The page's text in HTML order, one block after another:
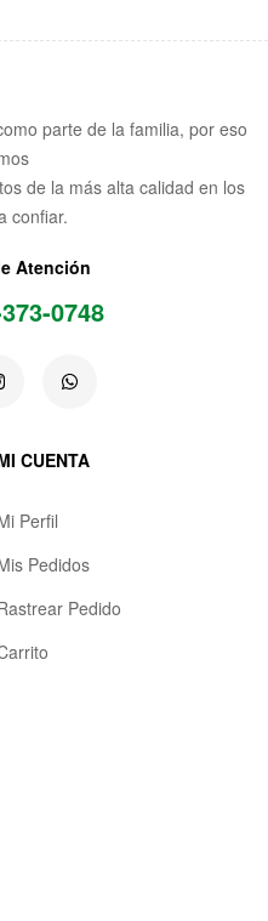
parte de la familia, por eso
de la más alta calidad en los
confiar.
Atención
0748
CUENTA
Perfil
Pedidos
Pedido